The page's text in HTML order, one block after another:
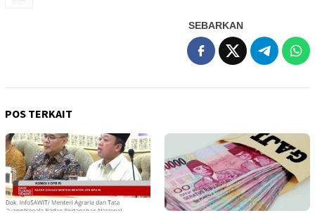
SEBARKAN
POS TERKAIT